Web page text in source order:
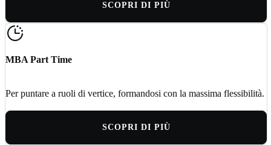
SCOPRI DI PIÙ
MBA Part Time
Per puntare a ruoli di vertice, formandosi con la massima flessibilità.
SCOPRI DI PIÙ